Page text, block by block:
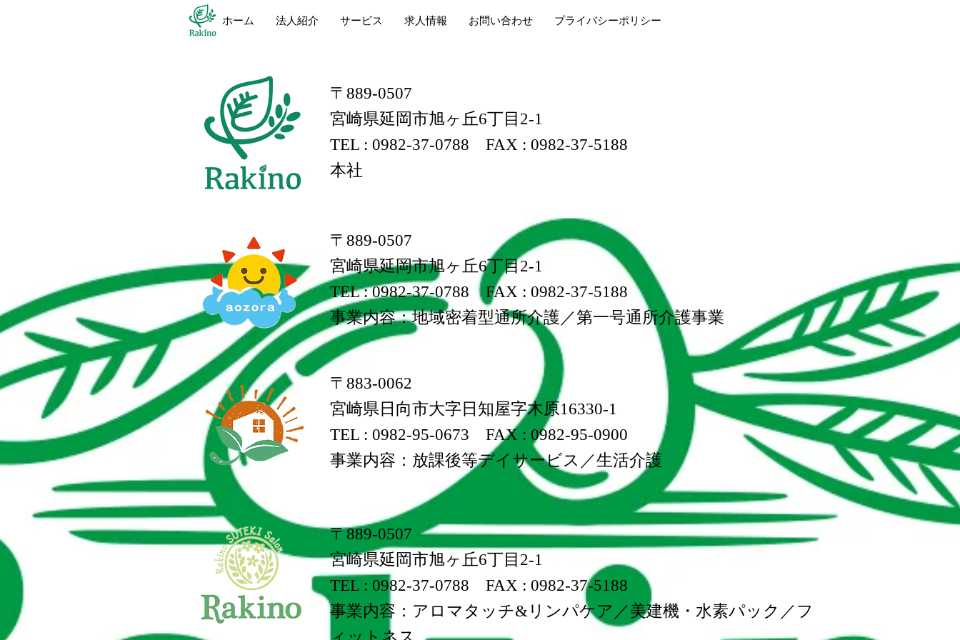
ホーム 法人紹介 サービス 求人情報 お問い合わせ プライバシーポリシー
〒889-0507
宮崎県延岡市旭ヶ丘6丁目2-1
TEL : 0982-37-0788 FAX : 0982-37-5188
本社
〒889-0507
宮崎県延岡市旭ヶ丘6丁目2-1
TEL : 0982-37-0788 FAX : 0982-37-5188
​事業内容：地域密着型通所介護／第一号通所介護事業
〒883-0062
宮崎県日向市大字日知屋字木原16330-1
TEL : 0982-95-0673 FAX : 0982-95-0900
​事業内容：放課後等デイサービス／生活介護
〒889-0507
宮崎県延岡市旭ヶ丘6丁目2-1
TEL : 0982-37-0788 FAX : 0982-37-5188
​事業内容：アロマタッチ&リンパケア／美建機・水素パック／フ